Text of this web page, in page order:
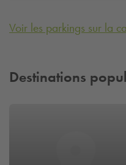
Voir les parkings sur la
Destinations